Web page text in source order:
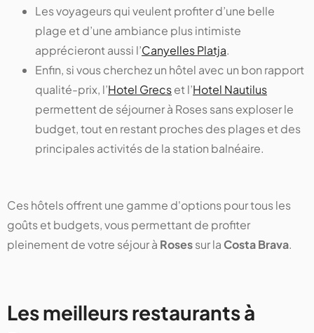
Les voyageurs qui veulent profiter d’une belle
plage et d’une ambiance plus intimiste
apprécieront aussi l’Canyelles Platja.
Enfin, si vous cherchez un hôtel avec un bon rapport
qualité-prix, l’Hotel Grecset l’Hotel Nautilus
permettent de séjourner à Roses sans exploser le
budget, tout en restant proches des plages et des
principales activités de la station balnéaire.
Ces hôtels offrent une gamme d'options pour tous les
goûts et budgets, vous permettant de profiter
pleinement de votre séjour à Rosessur la Costa Brava.
Les meilleurs restaurants à